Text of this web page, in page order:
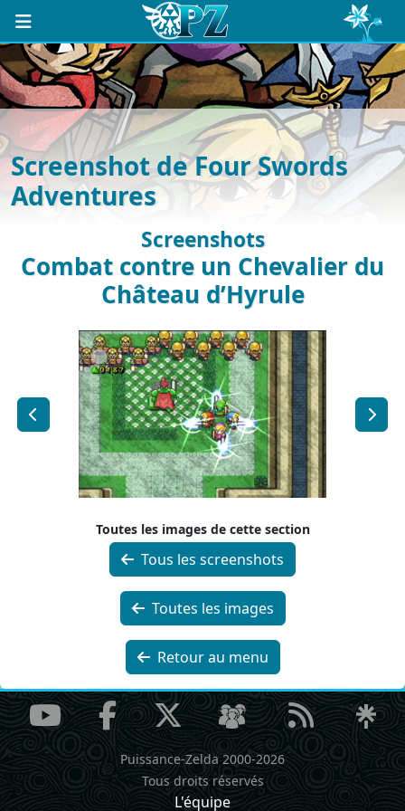
Screenshot de Four Swords
Adventures
Screenshots
Combat contre un Chevalier du
Château d’Hyrule
Toutes les images de cette section
Tous les screenshots
Toutes les images
Retour au menu
Puissance-Zelda 2000-2026
Tous droits réservés
L'équipe